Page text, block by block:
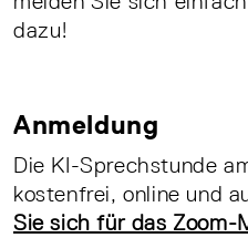
dazu!
Anmeldung
Die KI-Sprechstunde
kostenfrei, online und
Sie sich für das Zoom-